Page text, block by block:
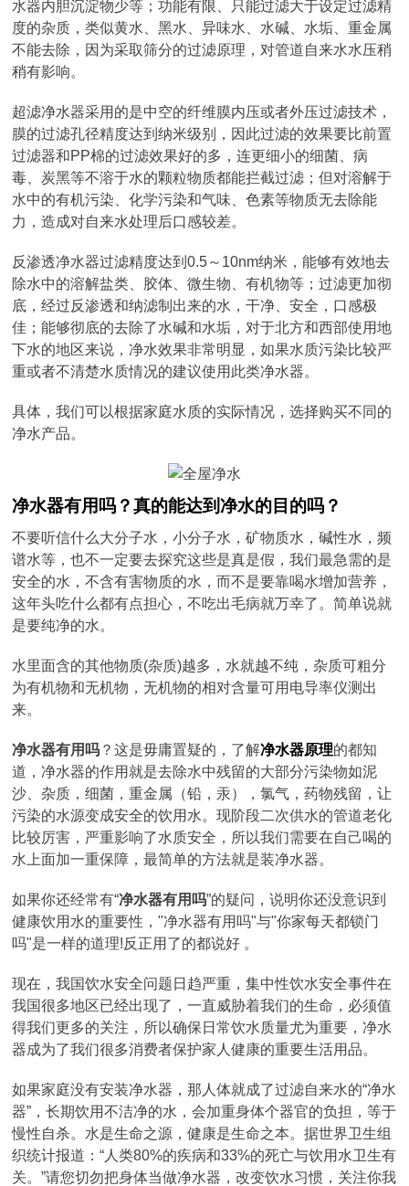
水器内胆沉淀物少等；功能有限、只能过滤大于设定过滤精
度的杂质，类似黄水、黑水、异味水、水碱、水垢、重金属
不能去除，因为采取筛分的过滤原理，对管道自来水水压稍
稍有影响。
超滤净水器采用的是中空的纤维膜内压或者外压过滤技术，
膜的过滤孔径精度达到纳米级别，因此过滤的效果要比前置
过滤器和PP棉的过滤效果好的多，连更细小的细菌、病
毒、炭黑等不溶于水的颗粒物质都能拦截过滤；但对溶解于
水中的有机污染、化学污染和气味、色素等物质无去除能
力，造成对自来水处理后口感较差。
反渗透净水器过滤精度达到0.5～10nm纳米，能够有效地去
除水中的溶解盐类、胶体、微生物、有机物等；过滤更加彻
底，经过反渗透和纳滤制出来的水，干净、安全，口感极
佳；能够彻底的去除了水碱和水垢，对于北方和西部使用地
下水的地区来说，净水效果非常明显，如果水质污染比较严
重或者不清楚水质情况的建议使用此类净水器。
具体，我们可以根据家庭水质的实际情况，选择购买不同的
净水产品。
净水器有用吗？真的能达到净水的目的吗？
不要听信什么大分子水，小分子水，矿物质水，碱性水，频
谱水等，也不一定要去探究这些是真是假，我们最急需的是
安全的水，不含有害物质的水，而不是要靠喝水增加营养，
这年头吃什么都有点担心，不吃出毛病就万幸了。简单说就
是要纯净的水。
水里面含的其他物质(杂质)越多，水就越不纯，杂质可粗分
为有机物和无机物，无机物的相对含量可用电导率仪测出
来。
净水器有用吗 ？这是毋庸置疑的，了解净水器原理的都知
道，净水器的作用就是去除水中残留的大部分污染物如泥
沙、杂质，细菌，重金属（铅，汞），氯气，药物残留，让
污染的水源变成安全的饮用水。现阶段二次供水的管道老化
比较厉害，严重影响了水质安全，所以我们需要在自己喝的
水上面加一重保障，最简单的方法就是装净水器。
如果你还经常有“净水器有用吗”的疑问，说明你还没意识到
健康饮用水的重要性，"净水器有用吗"与"你家每天都锁门
吗"是一样的道理!反正用了的都说好 。
现在，我国饮水安全问题日趋严重，集中性饮水安全事件在
我国很多地区已经出现了，一直威胁着我们的生命，必须值
得我们更多的关注，所以确保日常饮水质量尤为重要，净水
器成为了我们很多消费者保护家人健康的重要生活用品。
如果家庭没有安装净水器，那人体就成了过滤自来水的“净水
器”，长期饮用不洁净的水，会加重身体个器官的负担，等于
慢性自杀。水是生命之源，健康是生命之本。据世界卫生组
织统计报道：“人类80%的疾病和33%的死亡与饮用水卫生有
关。”请您切勿把身体当做净水器，改变饮水习惯，关注你我